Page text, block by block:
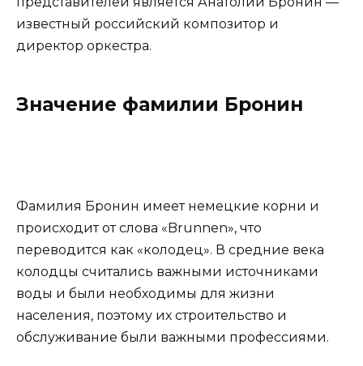
известный российский композитор и
директор оркестра.
Значение фамилии Бронин
Фамилия Бронин имеет немецкие корни и
происходит от слова «Brunnen», что
переводится как «колодец». В средние века
колодцы считались важными источниками
воды и были необходимы для жизни
населения, поэтому их строительство и
обслуживание были важными профессиями.